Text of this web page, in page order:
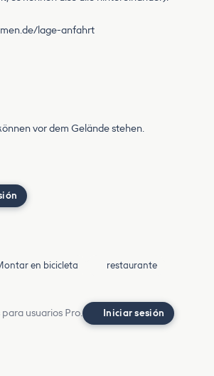
lage-anfahrt
vor dem Gelände stehen.
en bicicleta restaurante
usuarios Pro. Iniciar sesión